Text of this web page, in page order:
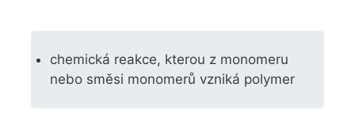
chemická reakce, kterou z monomeru
nebo směsi monomerů vzniká polymer